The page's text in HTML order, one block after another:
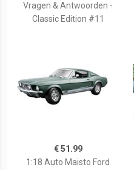
Vragen & Antwoorden -
Classic Edition #11
€ 51.99
1:18 Auto Maisto Ford